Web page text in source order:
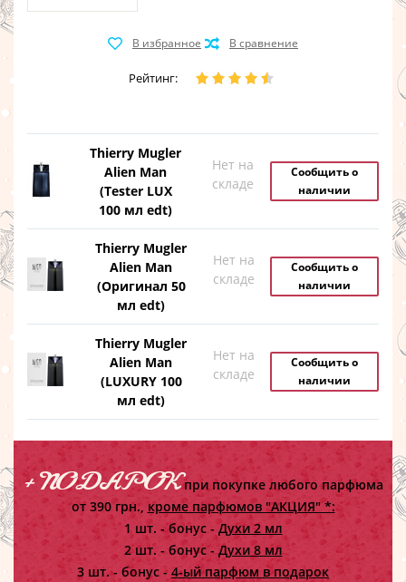
Рейтинг:
Thierry Mugler
Alien Man
(Tester LUX
100 мл edt)
Нет на
складе
Сообщить о
наличии
Thierry Mugler
Alien Man
(Оригинал 50
мл edt)
Нет на
складе
Сообщить о
наличии
Thierry Mugler
Alien Man
(LUXURY 100
мл edt)
Нет на
складе
Сообщить о
наличии
+ ПОДАРОКпри покупке любого парфюма
от 390 грн., кроме парфюмов "АКЦИЯ" *:
1 шт. - бонус - Духи 2 мл
2 шт. - бонус -Духи 8 мл
3 шт. - бонус - 4-ый парфюм в подарок